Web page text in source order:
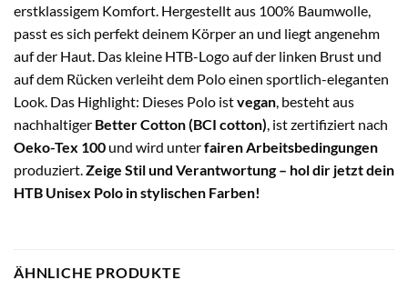
erstklassigem Komfort. Hergestellt aus 100% Baumwolle,
passt es sich perfekt deinem Körper an und liegt angenehm
auf der Haut. Das kleine HTB-Logo auf der linken Brust und
auf dem Rücken verleiht dem Polo einen sportlich-eleganten
Look. Das Highlight: Dieses Polo istvegan , besteht aus
nachhaltiger Better Cotton (BCI cotton) , ist zertifiziert nach
Oeko-Tex 100 und wird unterfairen Arbeitsbedingungen
produziert. Zeige Stil und Verantwortung – hol dir jetzt dein
HTB Unisex Polo in stylischen Farben!
ÄHNLICHE PRODUKTE